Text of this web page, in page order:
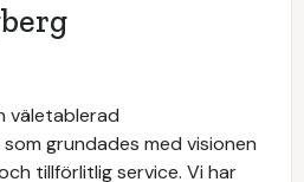
väletablerad
grundades med visionen
tillförlitlig service. Vi har